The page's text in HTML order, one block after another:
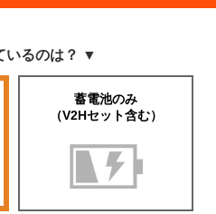
いるのは？ ▼
蓄電池のみ
（V2Hセット含む）